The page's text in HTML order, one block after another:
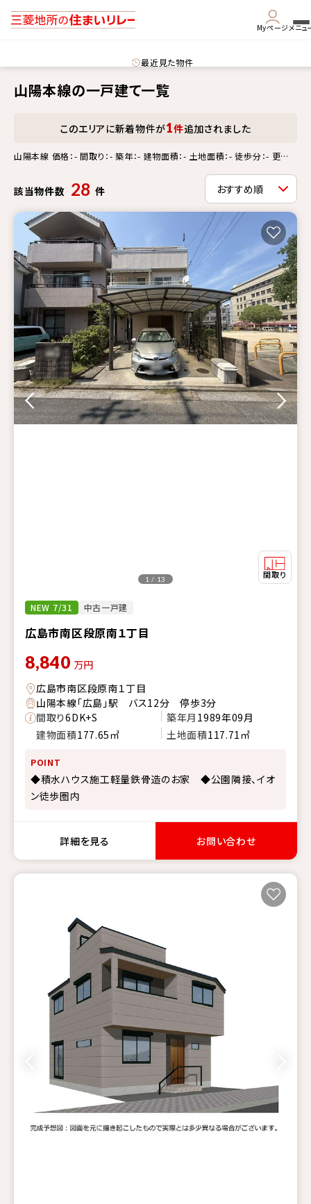
Myページメニュ
最近見た物件
山陽本線の一戸建て一覧
このエリアに新着物件が1件追加されました
山陽本線 価格：- 間取り：- 築年：- 建物面積：- 土地面積：- 徒歩分：- 更新
該当物件数 28 件
NEW 7/31 中古一戸建
広島市南区段原南１丁目
1 / 13
8,840 万円
広島市南区段原南１丁目
山陽本線「広島」駅 バス12分 停歩3分
間取り6DK+S 築年月 1989年09月
建物面積177.65㎡ 土地面積117.71㎡
POINT
◆積水ハウス施工軽量鉄骨造のお家 ◆公園隣接、イオ
ン徒歩圏内
詳細を見る お問い合わせ